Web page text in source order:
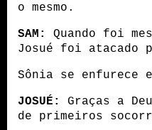
o mesmo.
SAM:
Quando foi
Josué foi atacado
Sônia se enfurece
JOSUÉ:
Graças a
de primeiros